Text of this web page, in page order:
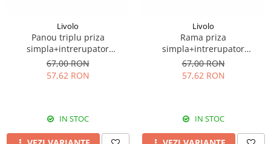
Livolo
Panou triplu priza
simpla+intrerupator
simplu+intrerupator simplu
Livolo
67,00 RON
57,62 RON
IN STOC
Livolo
Rama priza
simpla+intrerupator
dublu+intrerupator simplu
Livolo
67,00 RON
57,62 RON
IN STOC